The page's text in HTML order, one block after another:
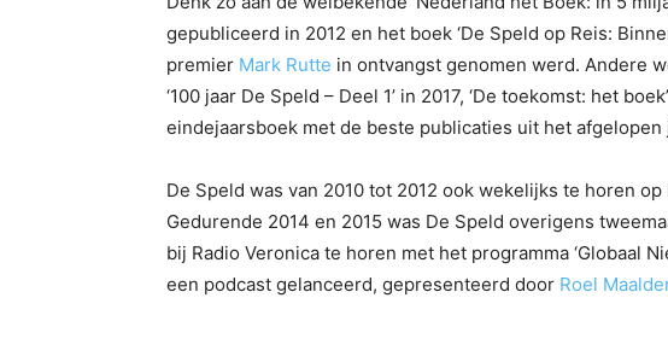
gepubliceerd in 2012 en het boek ‘De Speld op Reis:
premier Mark Rutte in ontvangst genomen werd. Andere
‘100 jaar De Speld – Deel 1’ in 2017, ‘De toekomst: het
eindejaarsboek met de beste publicaties uit het afgelopen
De Speld was van 2010 tot 2012 ook wekelijks te horen
Gedurende 2014 en 2015 was De Speld overigens
bij Radio Veronica te horen met het programma ‘Globaal
een podcast gelanceerd, gepresenteerd door Roel